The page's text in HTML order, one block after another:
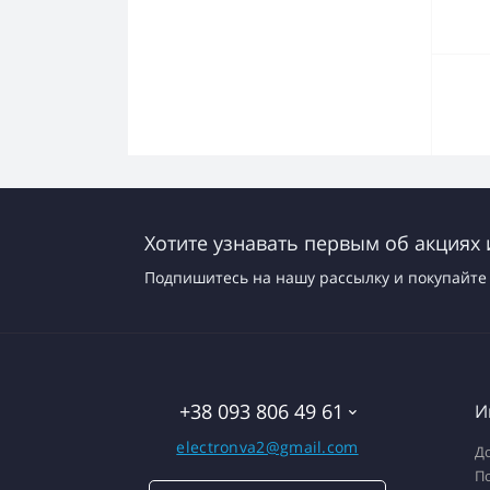
Хотите узнавать первым об акциях
Подпишитесь на нашу рассылку и
+38 093 806 49 61
electronva2@gmail.com